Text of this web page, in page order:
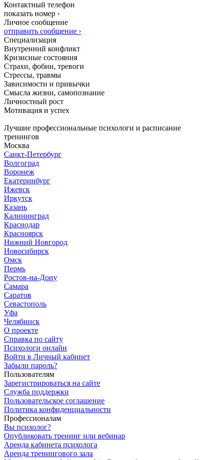
Контактный телефон
показать номер ›
Личное сообщение
отправить сообщение ›
Специализация
Внутренний конфликт
Кризисные состояния
Страхи, фобии, тревоги
Стрессы, травмы
Зависимости и привычки
Смысла жизни, самопознание
Личностный рост
Мотивация и успех
Лучшие профессиональные психологи и расписание
тренингов
Москва
Санкт-Петербург
Волгоград
Воронеж
Екатеринбург
Ижевск
Иркутск
Казань
Калининград
Краснодар
Красноярск
Нижний Новгород
Новосибирск
Омск
Пермь
Ростов-на-Дону
Самара
Саратов
Севастополь
Уфа
Челябинск
О проекте
Справка по сайту
Психологи онлайн
Войти в Личный кабинет
Забыли пароль?
Пользователям
Зарегистрироваться на сайте
Служба поддержки
Пользовательское соглашение
Политика конфиденциальности
Профессионалам
Вы психолог?
Опубликовать тренинг или вебинар
Аренда кабинета психолога
Аренда тренингового зала